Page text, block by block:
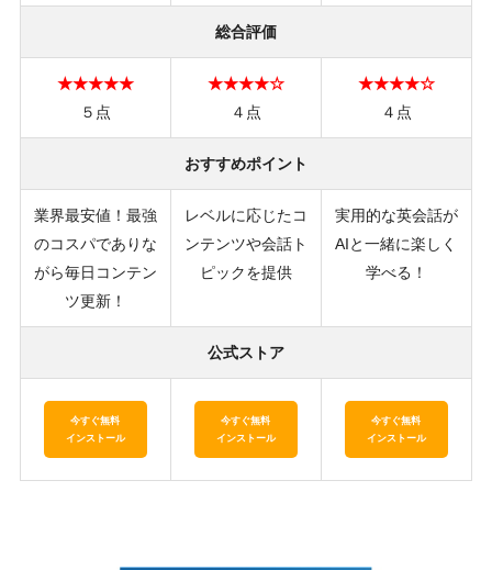
総合評価
★★★★★
５点
★★★★☆
４点
★★★★☆
４点
おすすめポイント
業界最安値！最強
のコスパでありな
がら毎日コンテン
ツ更新！
レベルに応じたコ
ンテンツや会話ト
ピックを提供
実用的な英会話が
AIと一緒に楽しく
学べる！
公式ストア
今すぐ無料
インストール
今すぐ無料
インストール
今すぐ無料
インストール